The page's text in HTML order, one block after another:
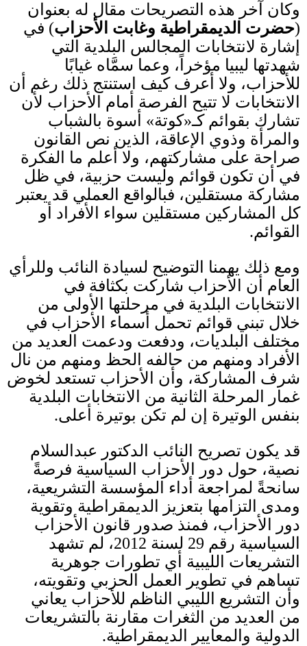
وكان آخر هذه التصريحات مقال له بعنوان
(حضرت الديمقراطية وغابت الأحزاب) في
إشارة لانتخابات المجالس البلدية التي
شهدتها ليبيا مؤخراً، وعما سمَّاه غيابًا
للأحزاب، ولا أعرف كيف استنتج ذلك رغم أن
الانتخابات لا تتيح الفرصة أمام الأحزاب لأن
تشارك بقوائم كـ«كوتة» أسوة بالشباب
والمرأة وذوي الإعاقة، الذين نص القانون
صراحة على مشاركتهم، ولا أعلم ما الفكرة
في أن تكون قوائم وليست حزبية، في ظل
مشاركة مستقلين، فبالواقع العملي قد يعتبر
كل المشاركين مستقلين سواء الأفراد أو
القوائم.
ومع ذلك يهمنا التوضيح لسيادة النائب وللرأي
العام أن الأحزاب شاركت بكثافة في
الانتخابات البلدية في مرحلتها الأولى من
خلال تبني قوائم تحمل أسماء الأحزاب في
مختلف البلديات، ودفعت ودعمت العديد من
الأفراد ومنهم من حالفه الحظ ومنهم من نال
شرف المشاركة، وأن الأحزاب تستعد لخوض
غمار المرحلة الثانية من الانتخابات البلدية
بنفس الوتيرة إن لم تكن بوتيرة أعلى.
قد يكون تصريح النائب الدكتور عبدالسلام
نصية، حول دور الأحزاب السياسية فرصةً
سانحةً لمراجعة أداء المؤسسة التشريعية،
ومدى التزامها بتعزيز الديمقراطية وتقوية
دور الأحزاب، فمنذ صدور قانون الأحزاب
السياسية رقم 29 لسنة 2012، لم تشهد
التشريعات الليبية أي تطورات جوهرية
تساهم في تطوير العمل الحزبي وتقويته،
وأن التشريع الليبي الناظم للأحزاب يعاني
من العديد من الثغرات مقارنة بالتشريعات
الدولية والمعايير الديمقراطية.